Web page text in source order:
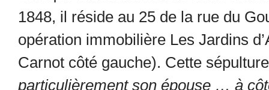
1848, il réside au 25 de la rue du
opération immobilière Les Jardins
Carnot côté gauche). Cette
particulièrement son épouse … à